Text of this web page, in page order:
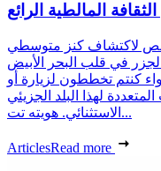
المالطية الرائع
لاكتشاف كنز متوسطي
في قلب البحر الأبيض
كنتم تخططون لزيارة أو
لهذا البلد الجزيئي
الاستثنائي. هويته تت...
ArticlesRead more